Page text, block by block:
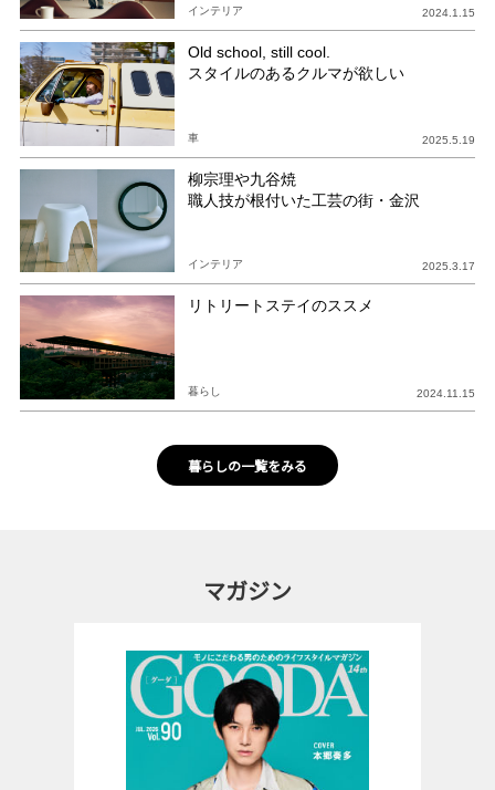
インテリア 2024.1.15
Old school, still cool.
スタイルのあるクルマが欲しい
車 2025.5.19
柳宗理や九谷焼
職人技が根付いた工芸の街・金沢
インテリア 2025.3.17
リトリートステイのススメ
暮らし 2024.11.15
暮らしの一覧をみる
マガジン